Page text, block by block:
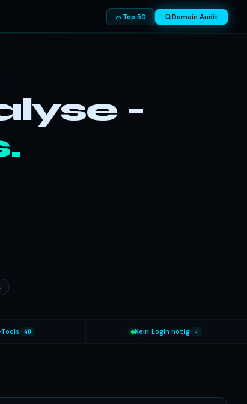
Top 50 Domain Audit
-
40 Kein Login nötig ✓